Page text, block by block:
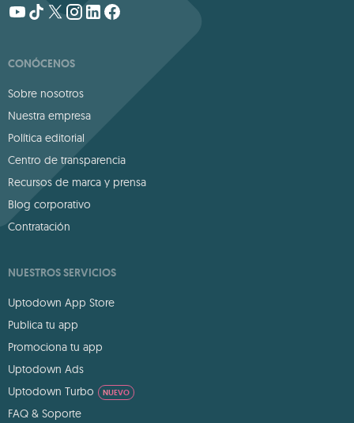
CONÓCENOS
Sobre nosotros
Nuestra empresa
Política editorial
Centro de transparencia
Recursos de marca y prensa
Blog corporativo
Contratación
NUESTROS SERVICIOS
Uptodown App Store
Publica tu app
Promociona tu app
Uptodown Ads
Uptodown Turbo
NUEVO
FAQ & Soporte